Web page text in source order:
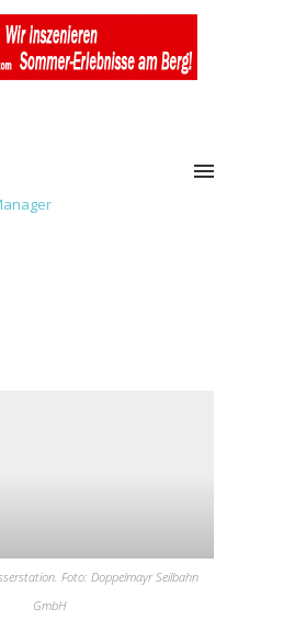
Foto: Doppelmayr Seilbahn
GmbH